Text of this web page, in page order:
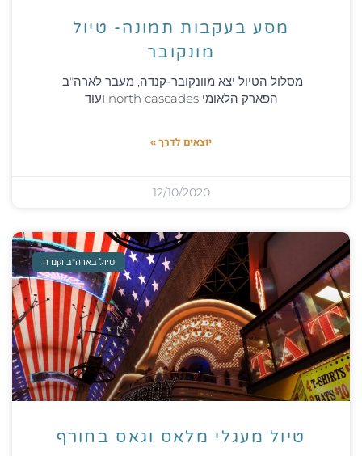
מסע בעקבות תמונה- טיול
מונקובר
מסלול הטיול יצא מוונקובר-קנדה, מעבר לארה"ב,
הפארק הלאומי north cascades ועוד
יוצאים לדרך »
12/10/2020
טיול בארה"ב וקנדה
טיול מעגלי מלאס וגאס בחורף